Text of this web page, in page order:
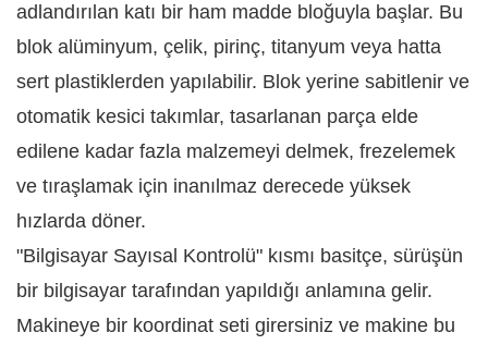
adlandırılan katı bir ham madde bloğuyla başlar. Bu
blok alüminyum, çelik, pirinç, titanyum veya hatta
sert plastiklerden yapılabilir. Blok yerine sabitlenir ve
otomatik kesici takımlar, tasarlanan parça elde
edilene kadar fazla malzemeyi delmek, frezelemek
ve tıraşlamak için inanılmaz derecede yüksek
hızlarda döner.
"Bilgisayar Sayısal Kontrolü" kısmı basitçe, sürüşün
bir bilgisayar tarafından yapıldığı anlamına gelir.
Makineye bir koordinat seti girersiniz ve makine bu